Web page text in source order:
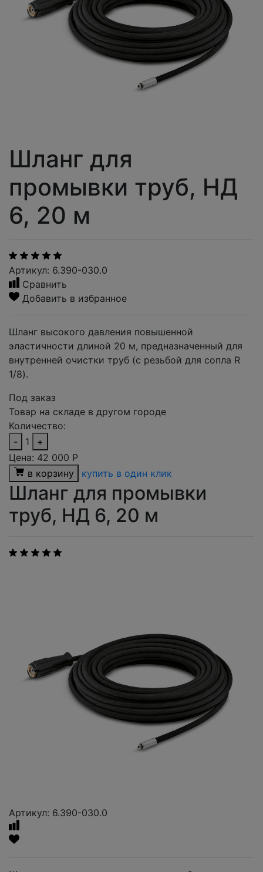
Шланг для
промывки труб, НД
6, 20 м
Артикул: 6.390-030.0
Сравнить
Добавить в избранное
Шланг высокого давления повышенной
эластичности длиной 20 м, предназначенный для
внутренней очистки труб (с резьбой для сопла R
1/8).
Под заказ
Товар на складе в другом городе
Количество:
-
1
+
Цена: 42 000 Р
в корзину
купить в один клик
Шланг для промывки
труб, НД 6, 20 м
Артикул: 6.390-030.0